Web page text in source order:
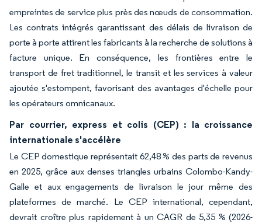
empreintes de service plus près des nœuds de consommation.
Les contrats intégrés garantissant des délais de livraison de
porte à porte attirent les fabricants à la recherche de solutions à
facture unique. En conséquence, les frontières entre le
transport de fret traditionnel, le transit et les services à valeur
ajoutée s'estompent, favorisant des avantages d'échelle pour
les opérateurs omnicanaux.
Par courrier, express et colis (CEP) : la croissance
internationale s'accélère
Le CEP domestique représentait 62,48 % des parts de revenus
en 2025, grâce aux denses triangles urbains Colombo-Kandy-
Galle et aux engagements de livraison le jour même des
plateformes de marché. Le CEP international, cependant,
devrait croître plus rapidement à un CAGR de 5,35 % (2026-